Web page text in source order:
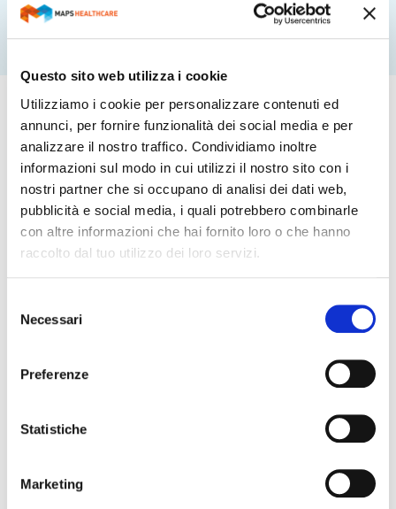
Questo sito web utilizza i cookie
Utilizziamo i cookie per personalizzare contenuti ed
annunci, per fornire funzionalità dei social media e per
analizzare il nostro traffico. Condividiamo inoltre
informazioni sul modo in cui utilizzi il nostro sito con i
nostri partner che si occupano di analisi dei dati web,
pubblicità e social media, i quali potrebbero combinarle
con altre informazioni che hai fornito loro o che hanno
raccolto dal tuo utilizzo dei loro servizi.
delNecessari
Preferenze
Statistiche
Marketing
INTEGRATO